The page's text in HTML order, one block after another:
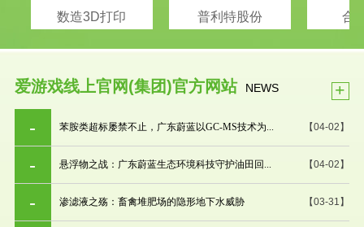
数造3D打印 普利特股份 合
爱游戏线上官网(集团)官方网站 NEWS +
【04-02】
苯胺类超标屡禁不止，广东蔚蓝以GC-MS技术为...
【04-02】
悬浮物之战：广东蔚蓝生态环境科技守护油田回...
【03-31】
渗滤液之殇：畜禽堆肥场的隐形地下水威胁